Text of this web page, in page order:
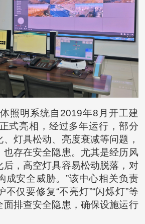
照明系统自2019年8月开工建
式亮相，经过多年运行，部分
灯具松动、亮度衰减等问题，
也存在安全隐患。尤其是经历风
后，高空灯具容易松动脱落，对
成安全威胁。”该中心相关负责
不仅要修复“不亮灯”“闪烁灯”等
面排查安全隐患，确保设施运行